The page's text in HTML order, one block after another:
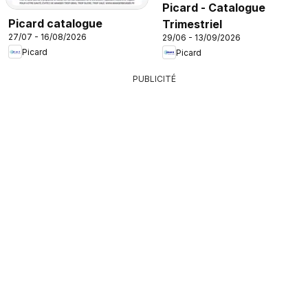
Picard catalogue
27/07 - 16/08/2026
Picard
Picard - Catalogue
Trimestriel
29/06 - 13/09/2026
Picard
PUBLICITÉ